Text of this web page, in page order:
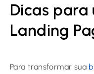
Dicas para
Landing
Para transformar sua